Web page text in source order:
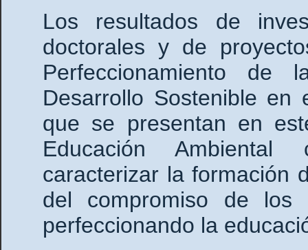
Los resultados de
doctorales y de
Perfeccionamiento de
Desarrollo Sostenible en
que se presentan en
Educación
caracterizar la formación
del compromiso de los
perfeccionando la